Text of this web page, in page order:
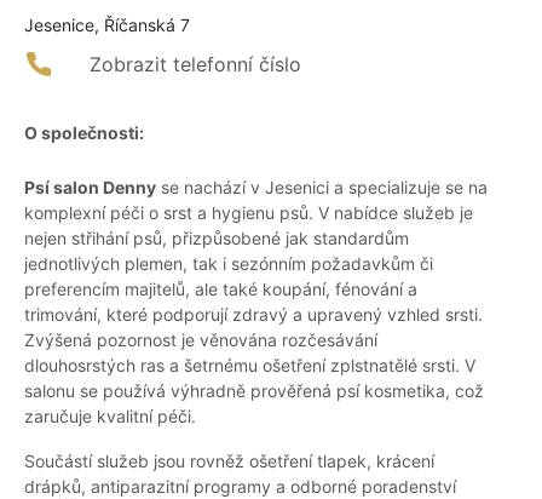
Jesenice, Říčanská 7
Zobrazit telefonní číslo
O společnosti:
Psí salon Denny se nachází v Jesenici a specializuje se na
komplexní péči o srst a hygienu psů. V nabídce služeb je
nejen střihání psů, přizpůsobené jak standardům
jednotlivých plemen, tak i sezónním požadavkům či
preferencím majitelů, ale také koupání, fénování a
trimování, které podporují zdravý a upravený vzhled srsti.
Zvýšená pozornost je věnována rozčesávání
dlouhosrstých ras a šetrnému ošetření zplstnatělé srsti. V
salonu se používá výhradně prověřená psí kosmetika, což
zaručuje kvalitní péči.
Součástí služeb jsou rovněž ošetření tlapek, krácení
drápků, antiparazitní programy a odborné poradenství